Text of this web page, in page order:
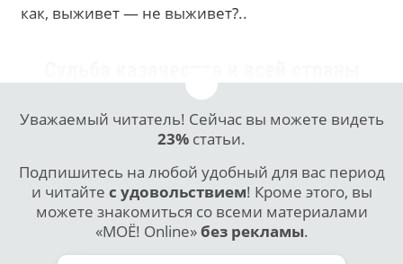
как, выживет — не выживет?..
Уважаемый читатель! Сейчас вы можете видеть
23% статьи.
Подпишитесь на любой удобный для вас период
и читайте с удовольствием! Кроме этого, вы
можете знакомиться со всеми материалами
«МОЁ! Online»без рекламы.